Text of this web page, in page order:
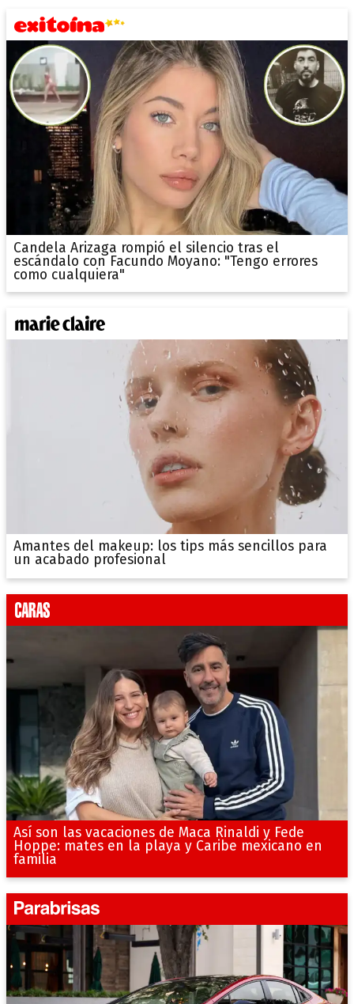
Candela Arizaga rompió el silencio tras el
escándalo con Facundo Moyano: "Tengo errores
como cualquiera"
Amantes del makeup: los tips más sencillos para
un acabado profesional
Así son las vacaciones de Maca Rinaldi y Fede
Hoppe: mates en la playa y Caribe mexicano en
familia